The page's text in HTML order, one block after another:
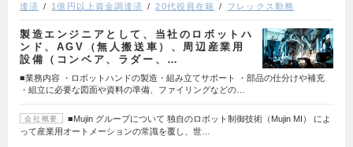
達済
1億円以上資金調達済 20代役員在籍 フレックス勤務
製造エンジニアとして、当社のロボットハ
ンド、AGV（無人搬送車）、周辺産業用
設備（コンベア、ラダー、…
■業務内容 ・ロボットハンドの製造・組み立てサポート ・部品の仕分けや補充
・組立に必要な図面や資料の準備、ファイリングなどの…
会社概要
■Mujin グループについて 独自のロボット制御技術（Mujin MI） によ
って産業用オートメーションの常識を覆し、世…